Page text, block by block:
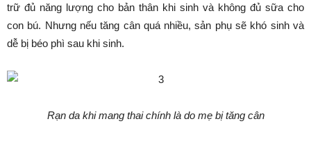
trữ đủ năng lượng cho bản thân khi sinh và không đủ sữa cho
con bú. Nhưng nếu tăng cân quá nhiều, sản phụ sẽ khó sinh và
dễ bị béo phì sau khi sinh.
Rạn da khi mang thai chính là do mẹ bị tăng cân